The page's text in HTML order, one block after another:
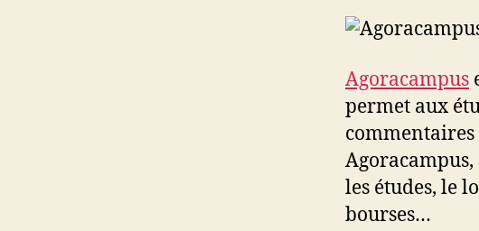
Agoracampus
permet aux
commentaires
Agoracampus,
les études, le
bourses…